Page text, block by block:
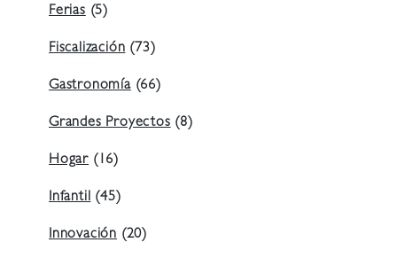
Ferias (5)
Fiscalización (73)
Gastronomía(66)
Grandes Proyectos (8)
Hogar (16)
Infantil (45)
Innovación (20)